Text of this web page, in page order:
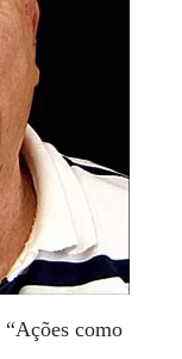
“Ações como